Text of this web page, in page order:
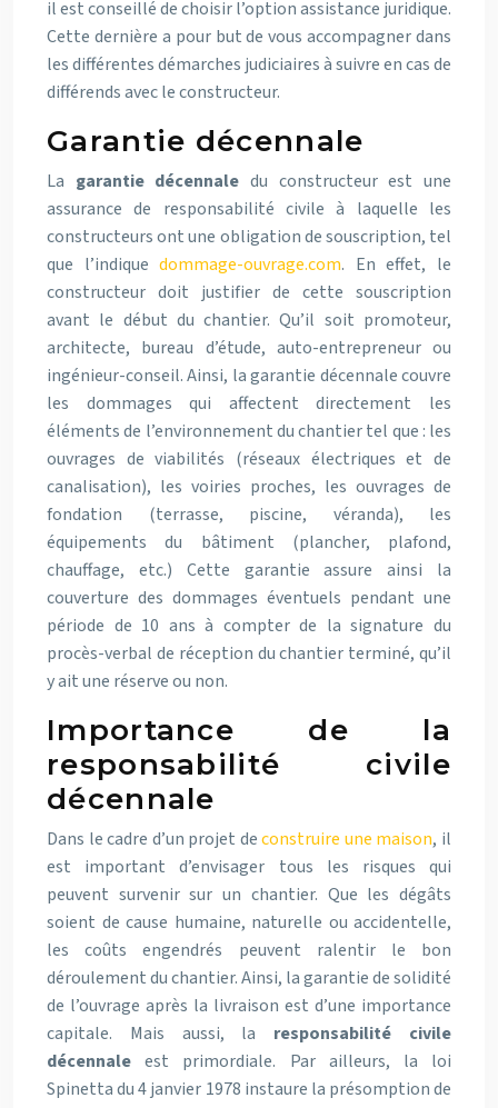
il est conseillé de choisir l’option assistance juridique.
Cette dernière a pour but de vous accompagner dans
les différentes démarches judiciaires à suivre en cas de
différends avec le constructeur.
Garantie décennale
La garantie décennaledu constructeur est une
assurance de responsabilité civile à laquelle les
constructeurs ont une obligation de souscription, tel
que l’indiquedommage-ouvrage.com. En effet, le
constructeur doit justifier de cette souscription
avant le début du chantier. Qu’il soit promoteur,
architecte, bureau d’étude, auto-entrepreneur ou
ingénieur-conseil. Ainsi, lagarantie décennalecouvre
les dommages qui affectent directement les
éléments de l’environnement du chantier tel que : les
ouvrages de viabilités (réseaux électriques et de
canalisation), les voiries proches, les ouvrages de
fondation (terrasse, piscine, véranda), les
équipements du bâtiment (plancher, plafond,
chauffage, etc.) Cette garantie assure ainsi la
couverture des dommages éventuels pendant une
période de 10 ans à compter de la signature du
procès-verbal de réception du chantier terminé, qu’il
y ait une réserve ou non.
Importance de la
responsabilité civile
décennale
Dans le cadre d’un projet deconstruire une maison, il
est important d’envisager tous les risques qui
peuvent survenir sur un chantier. Que les dégâts
soient de cause humaine, naturelle ou accidentelle,
les coûts engendrés peuvent ralentir le bon
déroulement du chantier.Ainsi, la garantie desolidité
de l’ouvrage après la livraison est d’une importance
capitale. Mais aussi, la responsabilité civile
décennale est primordiale. Par ailleurs, la loi
Spinetta du 4 janvier 1978 instaure la présomption de